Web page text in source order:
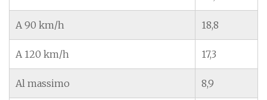
A 90 km/h 18,8
A 120 km/h 17,3
Al massimo 8,9